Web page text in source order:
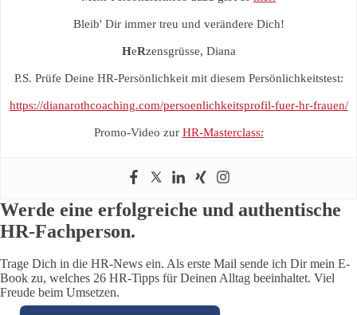
Bleib' Dir immer treu und verändere Dich!
HeRzensgrüsse, Diana
P.S. Prüfe Deine HR-Persönlichkeit mit diesem Persönlichkeitstest:
https://dianarothcoaching.com/persoenlichkeitsprofil-fuer-hr-frauen/
Promo-Video zur HR-Masterclass:
Werde eine erfolgreiche und authentische
HR-Fachperson.
Trage Dich in die HR-News ein. Als erste Mail sende ich Dir mein E-
Book zu, welches 26 HR-Tipps für Deinen Alltag beeinhaltet. Viel
Freude beim Umsetzen.